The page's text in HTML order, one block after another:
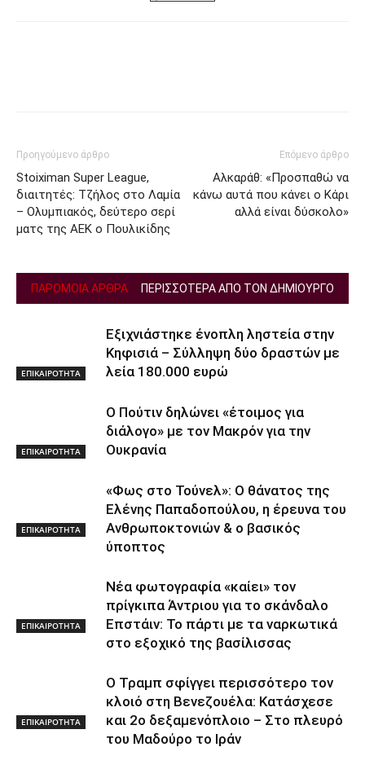
Προηγούμενο άρθρο
Stoiximan Super League,
διαιτητές: Τζήλος στο Λαμία
– Ολυμπιακός, δεύτερο σερί
ματς της ΑΕΚ ο Πουλικίδης
Επόμενο άρθρο
Αλκαράθ: «Προσπαθώ να
κάνω αυτά που κάνει ο Κάρι
αλλά είναι δύσκολο»
ΠΑΡΟΜΟΙΑ ΑΡΘΡΑ ΠΕΡΙΣΣΟΤΕΡΑ ΑΠΟ ΤΟΝ ΔΗΜΙΟΥΡΓΟ
ΕΠΙΚΑΙΡΟΤΗΤΑ
Εξιχνιάστηκε ένοπλη ληστεία στην
Κηφισιά – Σύλληψη δύο δραστών με
λεία 180.000 ευρώ
ΕΠΙΚΑΙΡΟΤΗΤΑ
Ο Πούτιν δηλώνει «έτοιμος για
διάλογο» με τον Μακρόν για την
Ουκρανία
ΕΠΙΚΑΙΡΟΤΗΤΑ
«Φως στο Τούνελ»: Ο θάνατος της
Ελένης Παπαδοπούλου, η έρευνα του
Ανθρωποκτονιών & ο βασικός
ύποπτος
ΕΠΙΚΑΙΡΟΤΗΤΑ
Νέα φωτογραφία «καίει» τον
πρίγκιπα Άντριου για το σκάνδαλο
Επστάιν: Το πάρτι με τα ναρκωτικά
στο εξοχικό της βασίλισσας
ΕΠΙΚΑΙΡΟΤΗΤΑ
Ο Τραμπ σφίγγει περισσότερο τον
κλοιό στη Βενεζουέλα: Κατάσχεσε
και 2ο δεξαμενόπλοιο – Στο πλευρό
του Μαδούρο το Ιράν